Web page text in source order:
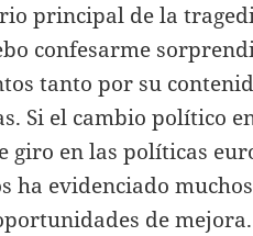
principal de la
confesarme
tanto por su
Si el cambio político
giro en las políticas
ha evidenciado
de mejora.